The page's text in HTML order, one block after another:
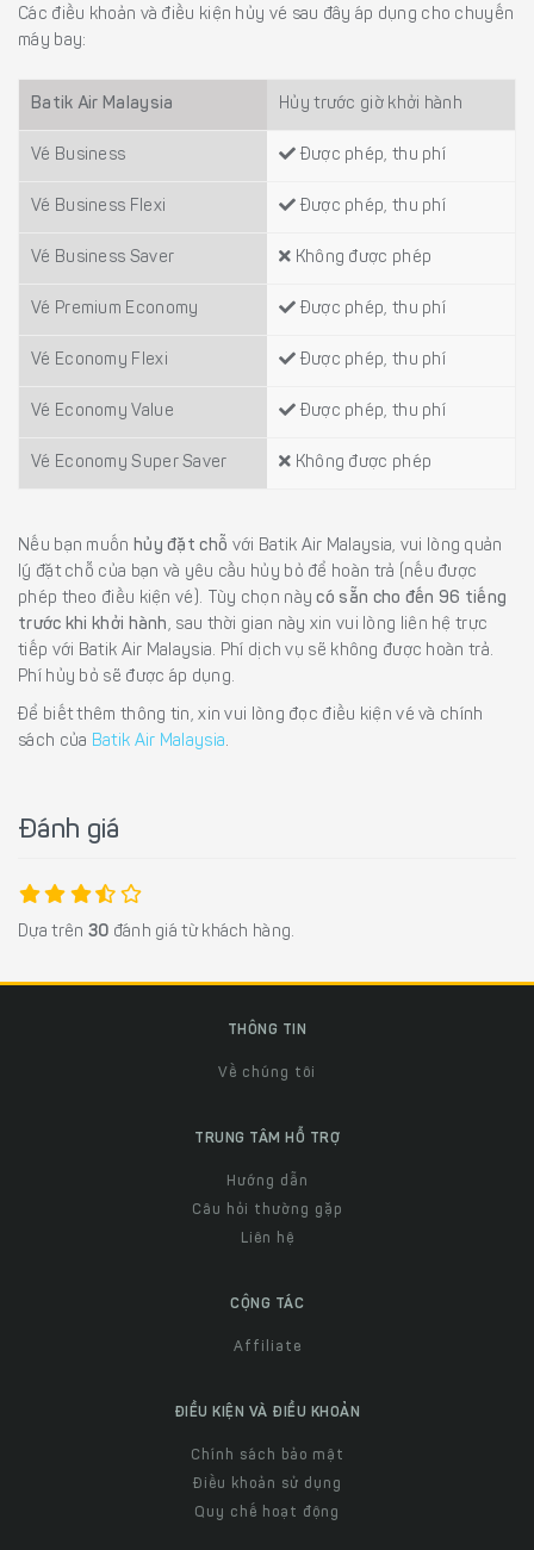
Các điều khoản và điều kiện hủy vé sau đây áp dụng cho chuyến
máy bay:
Batik Air Malaysia Hủy trước giờ khởi hành
Vé Business Được phép, thu phí
Vé Business Flexi Được phép, thu phí
Vé Business Saver Không được phép
Vé Premium Economy Được phép, thu phí
Vé Economy Flexi Được phép, thu phí
Vé Economy Value Được phép, thu phí
Vé Economy Super Saver Không được phép
Nếu bạn muốn hủy đặt chỗ với Batik Air Malaysia, vui lòng quản
lý đặt chỗ của bạn và yêu cầu hủy bỏ để hoàn trả (nếu được
phép theo điều kiện vé). Tùy chọn nàycó sẵn cho đến 96 tiếng
trước khi khởi hành, sau thời gian này xin vui lòng liên hệ trực
tiếp với Batik Air Malaysia. Phí dịch vụ sẽ không được hoàn trả.
Phí hủy bỏ sẽ được áp dụng.
Để biết thêm thông tin, xin vui lòng đọc điều kiện vé và chính
sách của Batik Air Malaysia.
Đánh giá
Dựa trên 30 đánh giá từ khách hàng.
THÔNG TIN
Về chúng tôi
TRUNG TÂM HỖ TRỢ
Hướng dẫn
Câu hỏi thường gặp
Liên hệ
CỘNG TÁC
Affiliate
ĐIỀU KIỆN VÀ ĐIỀU KHOẢN
Chính sách bảo mật
Điều khoản sử dụng
Quy chế hoạt động